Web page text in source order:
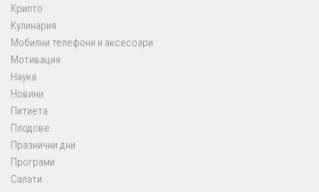
Крипто
Кулинария
Мобилни телефони и аксесоари
Мотивация
Наука
Новини
Питиета
Плодове
Празнични дни
Програми
Салати